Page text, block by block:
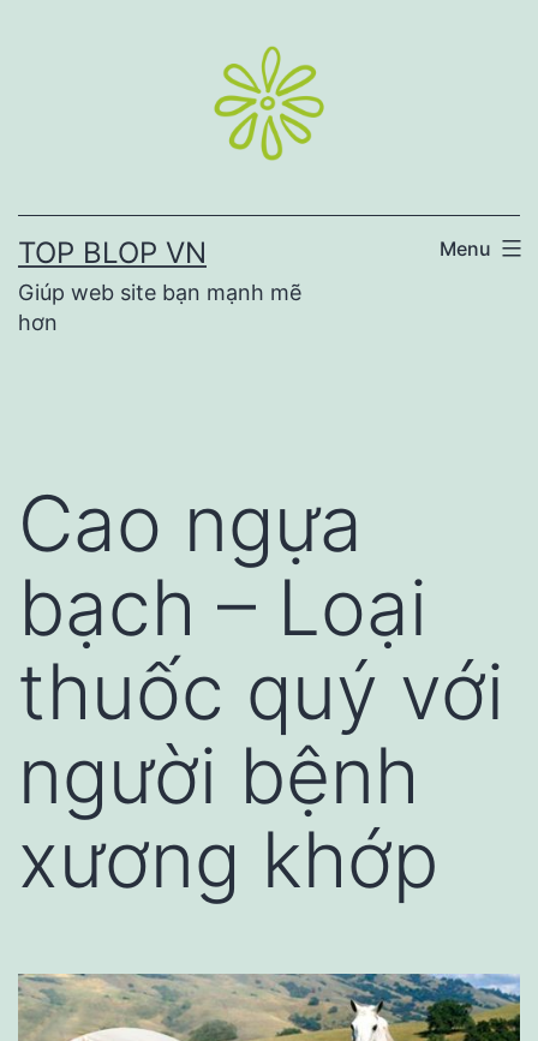
TOP BLOP VN
Giúp web site bạn mạnh mẽ
hơn
Menu
Cao ngựa
bạch – Loại
thuốc quý với
người bệnh
xương khớp